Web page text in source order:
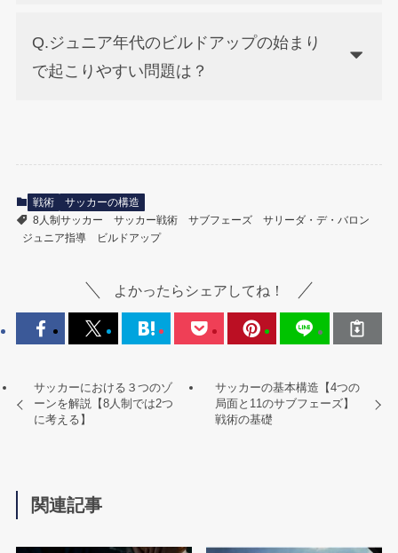
Q.ジュニア年代のビルドアップの始まり
で起こりやすい問題は？
戦術
サッカーの構造
8人制サッカー
サッカー戦術 サブフェーズ
サリーダ・デ・バロン
ジュニア指導
ビルドアップ
よかったらシェアしてね！
サッカーにおける３つのゾ
ーンを解説【8人制では2つ
に考える】
サッカーの基本構造【4つの
局面と11のサブフェーズ】
戦術の基礎
関連記事